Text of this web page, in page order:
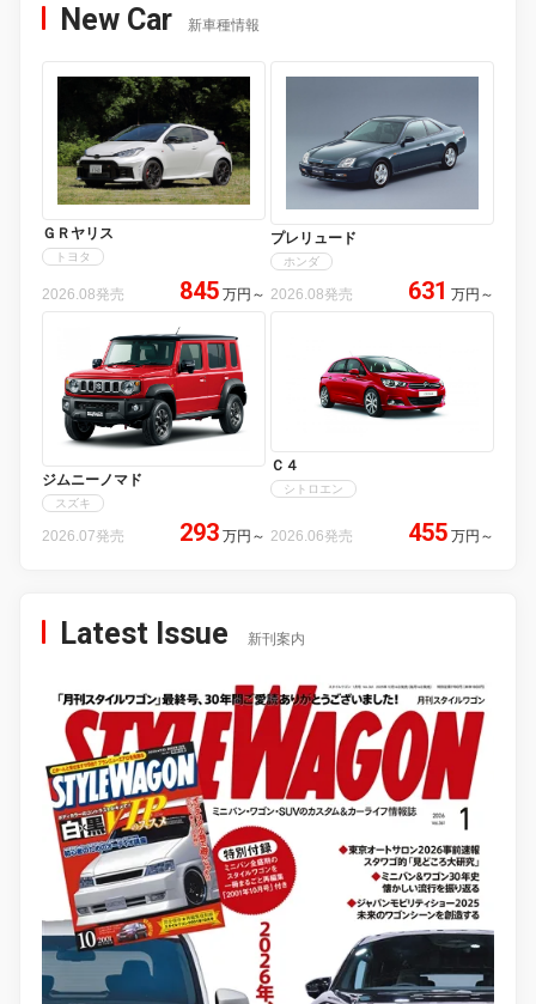
New Car 新車種情報
ＧＲヤリス
トヨタ
2026.08発売 845 万円 ～
プレリュード
ホンダ
2026.08発売 631 万円 ～
ジムニーノマド
スズキ
2026.07発売 293 万円 ～
Ｃ４
シトロエン
2026.06発売 455 万円 ～
Latest Issue 新刊案内